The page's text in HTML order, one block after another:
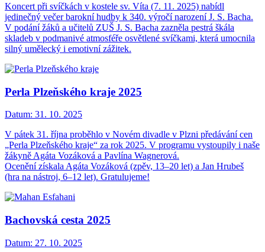
Koncert při svíčkách v kostele sv. Víta (7. 11. 2025) nabídl
jedinečný večer barokní hudby k 340. výročí narození J. S. Bacha.
V podání žáků a učitelů ZUŠ J. S. Bacha zazněla pestrá škála
skladeb v podmanivé atmosféře osvětlené svíčkami, která umocnila
silný umělecký i emotivní zážitek.
Perla Plzeňského kraje 2025
Datum: 31. 10. 2025
V pátek 31. října proběhlo v Novém divadle v Plzni předávání cen
„Perla Plzeňského kraje“ za rok 2025. V programu vystoupily i naše
žákyně Agáta Vozáková a Pavlína Wagnerová.
Ocenění získala Agáta Vozáková (zpěv, 13–20 let) a Jan Hrubeš
(hra na nástroj, 6–12 let). Gratulujeme!
Bachovská cesta 2025
Datum: 27. 10. 2025